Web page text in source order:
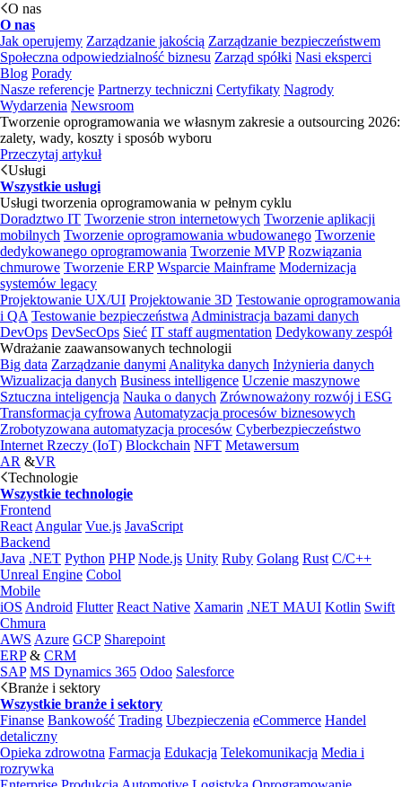
O nas
O nas
Jak operujemy Zarządzanie jakością Zarządzanie bezpieczeństwem
Społeczna odpowiedzialność biznesu Zarząd spółki Nasi eksperci
Blog Porady
Nasze referencje Partnerzy techniczni Certyfikaty Nagrody
Wydarzenia Newsroom
Tworzenie oprogramowania we własnym zakresie a outsourcing 2026:
zalety, wady, koszty i sposób wyboru
Przeczytaj artykuł
Usługi
Wszystkie usługi
Usługi tworzenia oprogramowania w pełnym cyklu
Doradztwo IT Tworzenie stron internetowych Tworzenie aplikacji
mobilnych Tworzenie oprogramowania wbudowanego Tworzenie
dedykowanego oprogramowania Tworzenie MVP Rozwiązania
chmurowe Tworzenie ERP Wsparcie Mainframe Modernizacja
systemów legacy
Projektowanie UX/UI Projektowanie 3D Testowanie oprogramowania
i QA Testowanie bezpieczeństwa Administracja bazami danych
DevOps DevSecOps Sieć IT staff augmentation Dedykowany zespół
Wdrażanie zaawansowanych technologii
Big data Zarządzanie danymi Analityka danych Inżynieria danych
Wizualizacja danych Business intelligence Uczenie maszynowe
Sztuczna inteligencja Nauka o danych Zrównoważony rozwój i ESG
Transformacja cyfrowa Automatyzacja procesów biznesowych
Zrobotyzowana automatyzacja procesów Cyberbezpieczeństwo
Internet Rzeczy (IoT) Blockchain NFT Metawersum
AR &VR
Technologie
Wszystkie technologie
Frontend
React Angular Vue.js JavaScript
Backend
Java .NET Python PHP Node.js Unity Ruby Golang Rust C/C++
Unreal Engine Cobol
Mobile
iOS Android Flutter React Native Xamarin .NET MAUI Kotlin Swift
Chmura
AWS Azure GCP Sharepoint
ERP& CRM
SAP MS Dynamics 365 Odoo Salesforce
Branże i sektory
Wszystkie branże i sektory
Finanse Bankowość Trading Ubezpieczenia eCommerce Handel
detaliczny
Opieka zdrowotna Farmacja Edukacja Telekomunikacja Media i
rozrywka